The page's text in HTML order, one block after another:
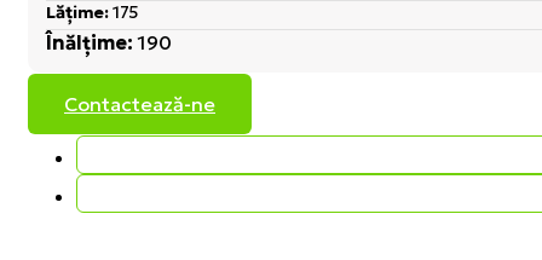
Lățime:175
Înălțime: 190
Contactează-ne